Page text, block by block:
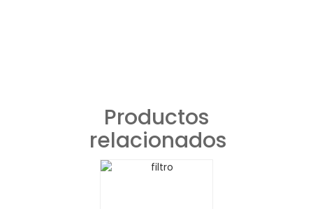
Productos
relacionados